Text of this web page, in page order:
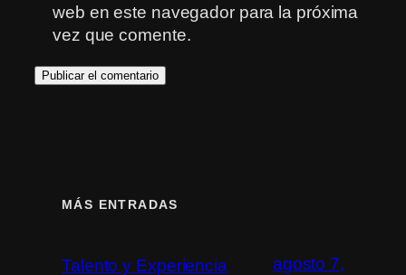
web en este navegador para la próxima
vez que comente.
MÁS ENTRADAS
Talento y Experiencia
agosto 7,